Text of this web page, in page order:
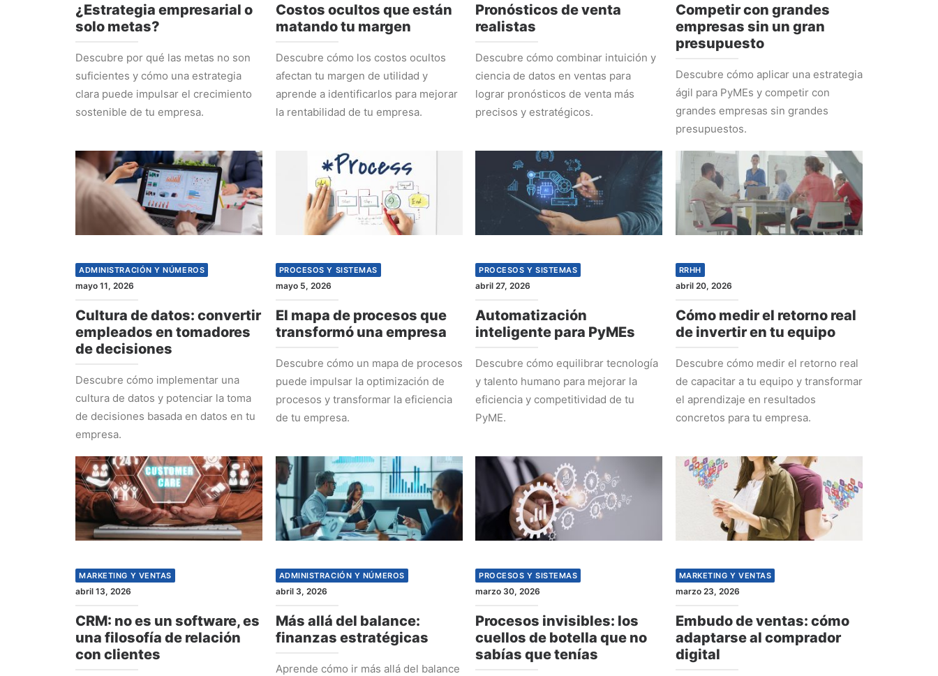
¿Estrategia empresarial o
solo metas?
Descubre por qué las metas no son
suficientes y cómo una estrategia
clara puede impulsar el crecimiento
sostenible de tu empresa.
Costos ocultos que están
matando tu margen
Descubre cómo los costos ocultos
afectan tu margen de utilidad y
aprende a identificarlos para mejorar
la rentabilidad de tu empresa.
Pronósticos de venta
realistas
Descubre cómo combinar intuición y
ciencia de datos en ventas para
lograr pronósticos de venta más
precisos y estratégicos.
Competir con grandes
empresas sin un gran
presupuesto
Descubre cómo aplicar una estrategia
ágil para PyMEs y competir con
grandes empresas sin grandes
presupuestos.
ADMINISTRACIÓN Y NÚMEROS
mayo 11, 2026
Cultura de datos: convertir
empleados en tomadores
de decisiones
Descubre cómo implementar una
cultura de datos y potenciar la toma
de decisiones basada en datos en tu
empresa.
PROCESOS Y SISTEMAS
mayo 5, 2026
El mapa de procesos que
transformó una empresa
Descubre cómo un mapa de procesos
puede impulsar la optimización de
procesos y transformar la eficiencia
de tu empresa.
PROCESOS Y SISTEMAS
abril 27, 2026
Automatización
inteligente para PyMEs
Descubre cómo equilibrar tecnología
y talento humano para mejorar la
eficiencia y competitividad de tu
PyME.
RRHH
abril 20, 2026
Cómo medir el retorno real
de invertir en tu equipo
Descubre cómo medir el retorno real
de capacitar a tu equipo y transformar
el aprendizaje en resultados
concretos para tu empresa.
MARKETING Y VENTAS
abril 13, 2026
CRM: no es un software, es
una filosofía de relación
con clientes
ADMINISTRACIÓN Y NÚMEROS
abril 3, 2026
Más allá del balance:
finanzas estratégicas
Aprende cómo ir más allá del balance
PROCESOS Y SISTEMAS
marzo 30, 2026
Procesos invisibles: los
cuellos de botella que no
sabías que tenías
MARKETING Y VENTAS
marzo 23, 2026
Embudo de ventas: cómo
adaptarse al comprador
digital